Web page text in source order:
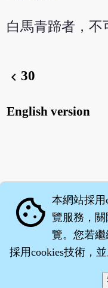
白馬青蹄者，不
chevron_left30
English version
cookie 本網站採用
覽服務，關
覽。您若
採用cookies技術，